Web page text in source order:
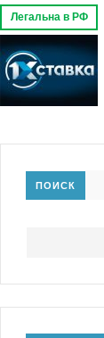
Легальна в РФ
ПОИСК